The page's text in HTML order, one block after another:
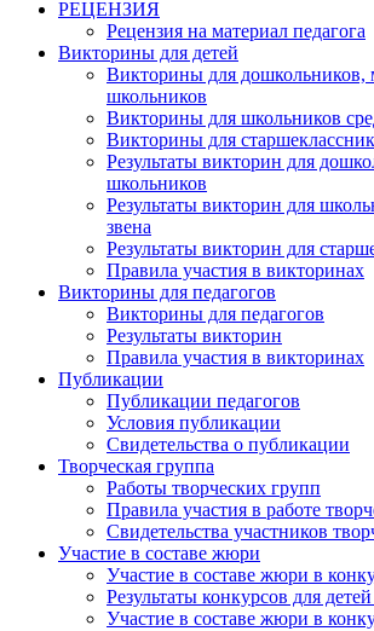
РЕЦЕНЗИЯ
Рецензия на материал педагога
Викторины для детей
Викторины для дошкольников,
школьников
Викторины для школьников
Викторины для
Результаты викторин для
школьников
Результаты викторин для
звена
Результаты викторин для
Правила участия в викторинах
Викторины для педагогов
Викторины для педагогов
Результаты викторин
Правила участия в викторинах
Публикации
Публикации педагогов
Условия публикации
Свидетельства о публикации
Творческая группа
Работы творческих групп
Правила участия в работе
Свидетельства участников
Участие в составе жюри
Участие в составе жюри в
Результаты конкурсов для
Участие в составе жюри в
Анонсы
Подпишитесь на анонсы
первыми о самом
Организация
Подписаться